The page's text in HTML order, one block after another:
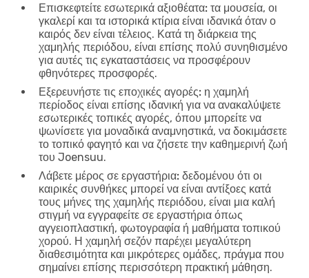
Επισκεφτείτε εσωτερικά αξιοθέατα: τα μουσεία, οι
γκαλερί και τα ιστορικά κτίρια είναι ιδανικά όταν ο
καιρός δεν είναι τέλειος. Κατά τη διάρκεια της
χαμηλής περιόδου, είναι επίσης πολύ συνηθισμένο
για αυτές τις εγκαταστάσεις να προσφέρουν
φθηνότερες προσφορές.
Εξερευνήστε τις εποχικές αγορές: η χαμηλή
περίοδος είναι επίσης ιδανική για να ανακαλύψετε
εσωτερικές τοπικές αγορές, όπου μπορείτε να
ψωνίσετε για μοναδικά αναμνηστικά, να δοκιμάσετε
το τοπικό φαγητό και να ζήσετε την καθημερινή ζωή
του Joensuu.
Λάβετε μέρος σε εργαστήρια: δεδομένου ότι οι
καιρικές συνθήκες μπορεί να είναι αντίξοες κατά
τους μήνες της χαμηλής περιόδου, είναι μια καλή
στιγμή να εγγραφείτε σε εργαστήρια όπως
αγγειοπλαστική, φωτογραφία ή μαθήματα τοπικού
χορού. Η χαμηλή σεζόν παρέχει μεγαλύτερη
διαθεσιμότητα και μικρότερες ομάδες, πράγμα που
σημαίνει επίσης περισσότερη πρακτική μάθηση.